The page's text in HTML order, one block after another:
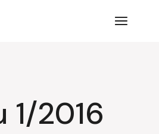
1/2016